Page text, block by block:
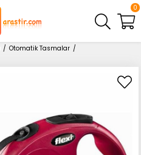
0
Otomatik Tasmalar